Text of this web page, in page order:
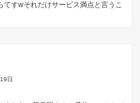
すwそれだけサービス満点と言うこ
日